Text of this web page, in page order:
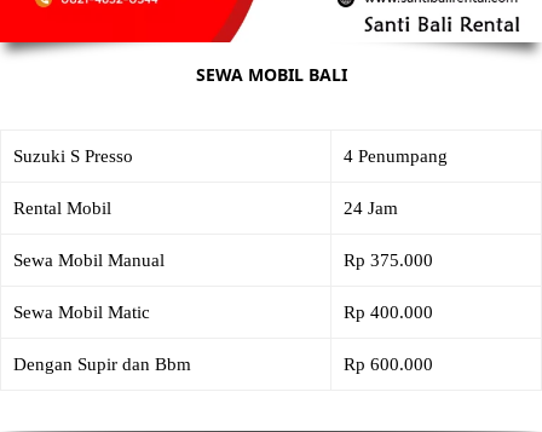
SEWA MOBIL BALI
Suzuki S Presso 4 Penumpang
Rental Mobil 24 Jam
Sewa Mobil Manual Rp 375.000
Sewa Mobil Matic Rp 400.000
Dengan Supir dan Bbm Rp 600.000